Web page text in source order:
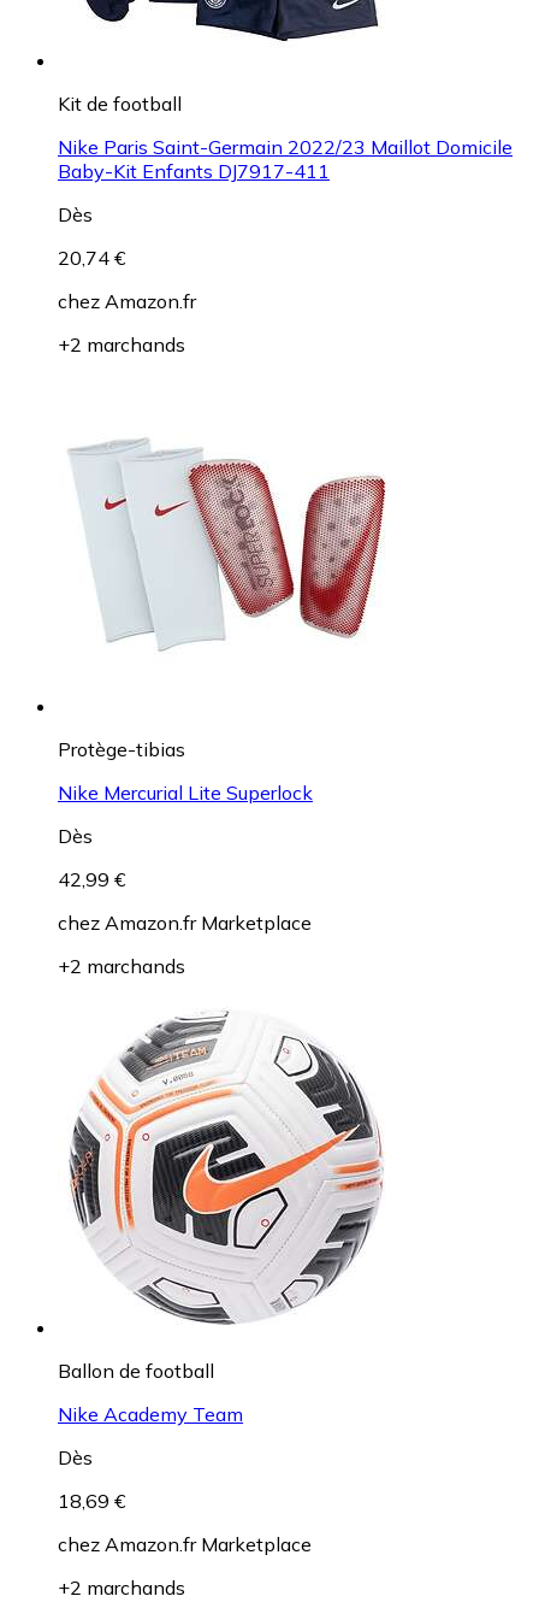
Kit de football
Nike Paris Saint-Germain 2022/23 Maillot Domicile
Baby-Kit Enfants DJ7917-411
Dès
20,74 €
chez Amazon.fr
+2 marchands
Protège-tibias
Nike Mercurial Lite Superlock
Dès
42,99 €
chez Amazon.fr Marketplace
+2 marchands
Ballon de football
Nike Academy Team
Dès
18,69 €
chez Amazon.fr Marketplace
+2 marchands